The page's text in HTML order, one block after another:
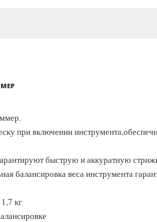
при включении
быструю и аккуратную
балансировка веса инструмента
кг